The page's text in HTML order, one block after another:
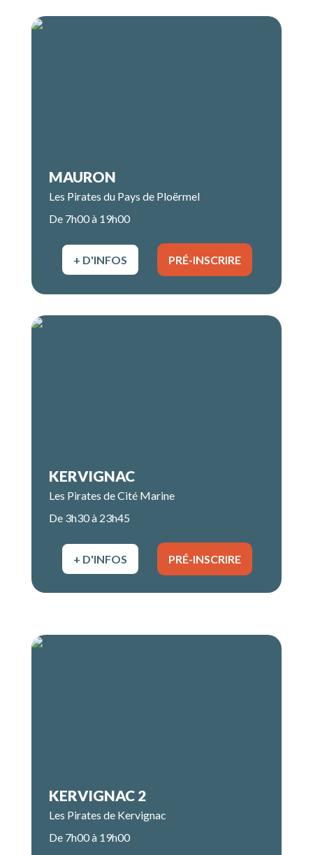
MAURON
Les Pirates du Pays de Ploërmel
De 7h00 à 19h00
+ D'INFOS PRÉ-INSCRIRE
KERVIGNAC
Les Pirates de Cité Marine
De 3h30 à 23h45
+ D'INFOS PRÉ-INSCRIRE
KERVIGNAC 2
Les Pirates de Kervignac
De 7h00 à 19h00